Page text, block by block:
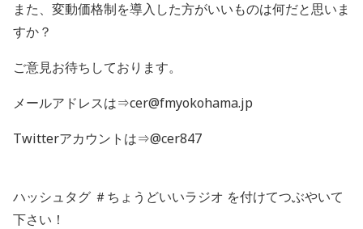
また、変動価格制を導入した方がいいものは何だと思いま
すか？
ご意見お待ちしております。
メールアドレスは⇒cer@fmyokohama.jp
Twitterアカウントは⇒@cer847
ハッシュタグ ＃ちょうどいいラジオ を付けてつぶやいて
下さい！